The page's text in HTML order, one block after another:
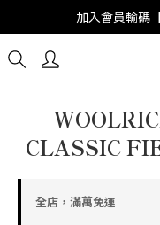
加入會員輸碼
CLASSIC
全店，滿萬免運